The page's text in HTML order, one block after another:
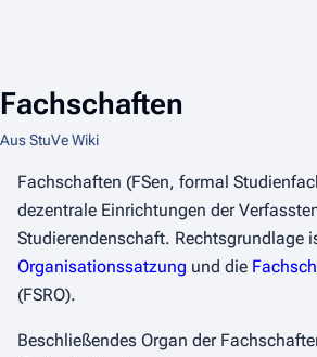
Fachschaften
Aus StuVe Wiki
Fachschaften (FSen, formal
dezentrale Einrichtungen der
Studierendenschaft. Rechtsgrundlage
Organisationssatzung und die
(FSRO).
Beschließendes Organ der